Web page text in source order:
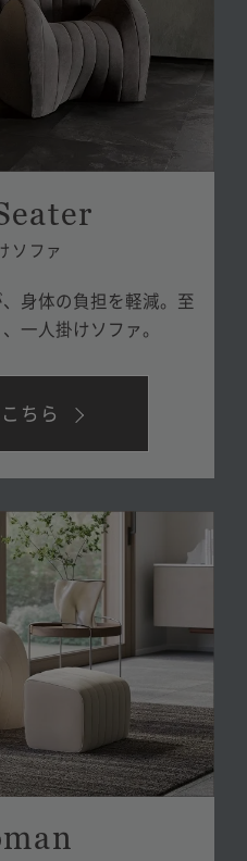
ソファ
身体の負担を軽減。 至
一人掛けソファ。
ちら